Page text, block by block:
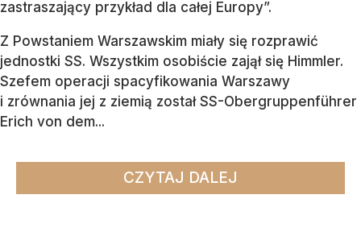
zastraszający przykład dla całej Europy”.
Z Powstaniem Warszawskim miały się rozprawić
jednostki SS. Wszystkim osobiście zajął się Himmler.
Szefem operacji spacyfikowania Warszawy
i zrównania jej z ziemią został SS-Obergruppenführer
Erich von dem...
CZYTAJ DALEJ